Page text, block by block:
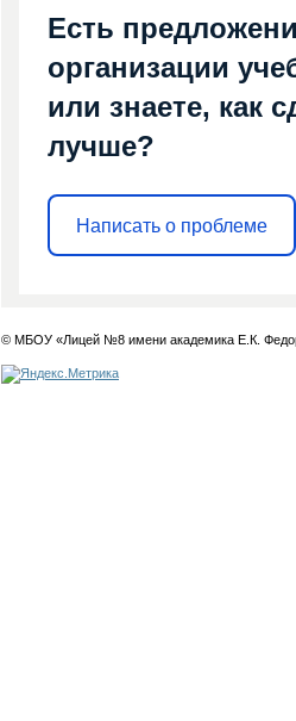
Есть
организации
или знаете, как
лучше?
Написать о проблеме
© МБОУ «Лицей №8 имени академика Е.К.